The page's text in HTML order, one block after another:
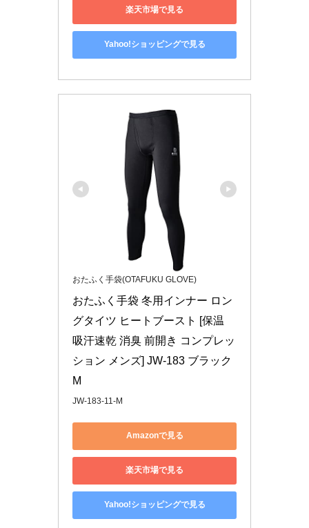
楽天市場で見る
Yahoo!ショッピングで見る
おたふく手袋(OTAFUKU GLOVE)
おたふく手袋 冬用インナー ロン
グタイツ ヒートブースト [保温
吸汗速乾 消臭 前開き コンプレッ
ション メンズ] JW-183 ブラック
M
JW-183-11-M
Amazonで見る
楽天市場で見る
Yahoo!ショッピングで見る